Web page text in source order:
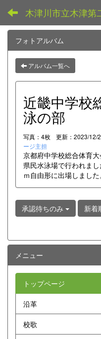
木津川市立木津第
フォトアルバム
アルバム一覧へ
近畿中学校
泳の部
写真：4枚 更新：2023/12/
ージ主担
京都府中学校総合体育
県民水泳場で行われま
ｍ自由形に出場しました
承認待ちのみ 新着
メニュー
トップページ
沿革
校歌